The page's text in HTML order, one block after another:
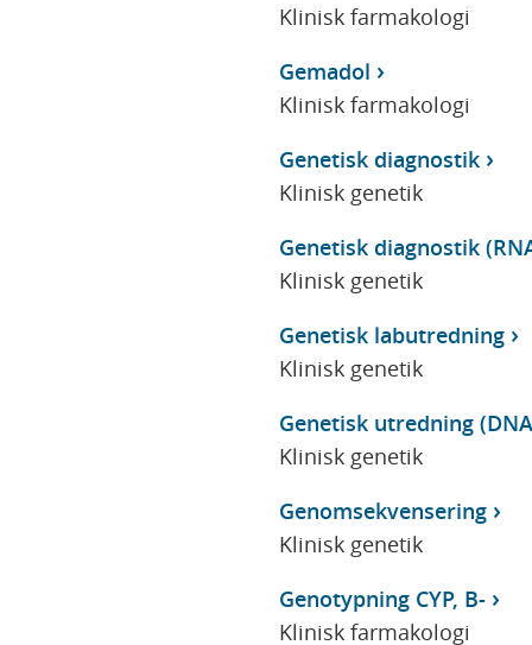
Klinisk farmakologi
Gemadol
Klinisk farmakologi
Genetisk diagnostik
Klinisk genetik
Genetisk diagnostik
Klinisk genetik
Genetisk labutredning
Klinisk genetik
Genetisk utredning
Klinisk genetik
Genomsekvensering
Klinisk genetik
Genotypning CYP, B-
Klinisk farmakologi